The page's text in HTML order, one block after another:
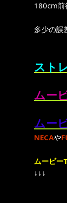
180cm前
多少の誤
スト
ムー
ムー
NECAや
ムービー
↓↓↓